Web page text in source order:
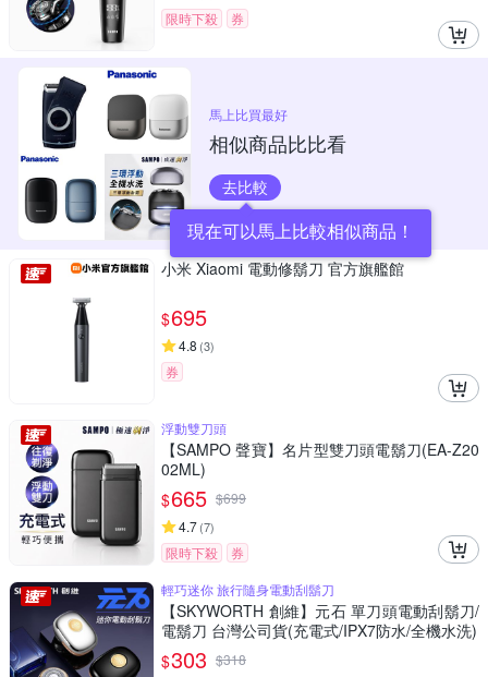
限時下殺 券
馬上比買最好
相似商品比比看
去比較
現在可以馬上比較相似商品！
小米 Xiaomi 電動修鬍刀 官方旗艦館
$695
4.8 (3)
券
浮動雙刀頭
【SAMPO 聲寶】名片型雙刀頭電鬍刀(EA-Z20
02ML)
$665 $699
4.7(7)
限時下殺
券
輕巧迷你 旅行隨身電動刮鬍刀
【SKYWORTH 創維】元石 單刀頭電動刮鬍刀/
電鬍刀 台灣公司貨(充電式/IPX7防水/全機水洗)
$303 $318